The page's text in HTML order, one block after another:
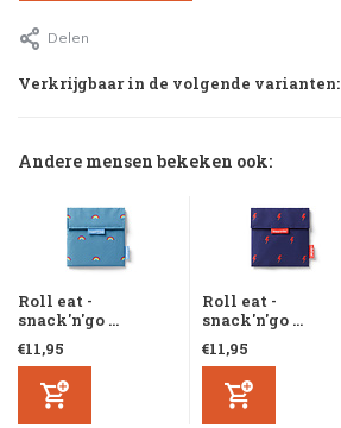
Delen
Verkrijgbaar in de volgende varianten:
Andere mensen bekeken ook:
Roll eat -
snack'n'go ...
€11,95
Roll eat -
snack'n'go ...
€11,95